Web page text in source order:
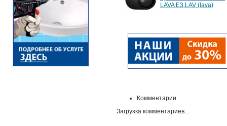
LAVA E3.LAV (lava)
Комментарии
Загрузка комментариев...